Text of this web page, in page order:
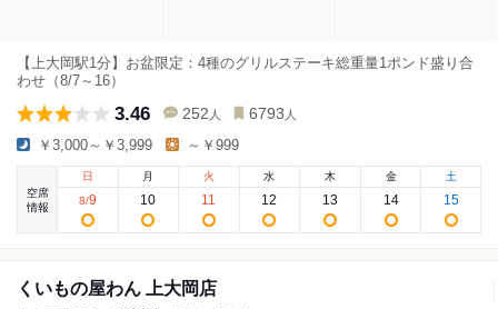
【上大岡駅1分】お盆限定：4種のグリルステーキ総重量1ポンド盛り合
わせ（8/7～16）
3.46 252 人 6793 人
￥3,000～￥3,999 ～￥999
空席
情報
日
8/9
月
10
火
11
水
12
木
13
金
14
土
15
くいもの屋わん 上大岡店